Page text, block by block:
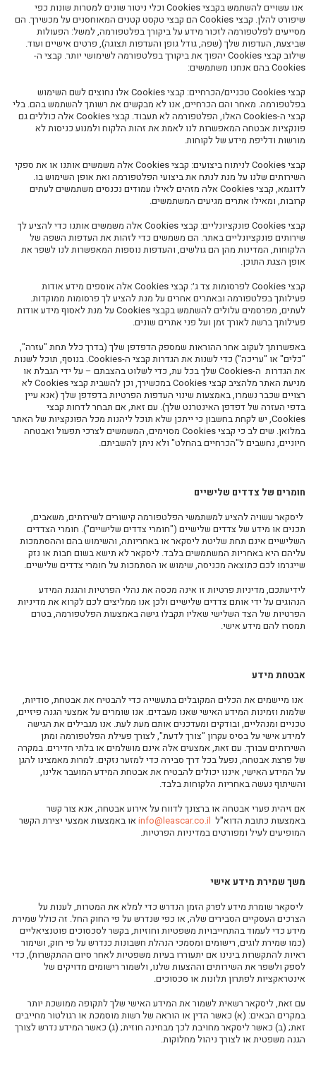
אנו עשויים להשתמש בקבציCookies וכלי ניטור שונים למטרות שונות כפי
שיפורט להלן. קבציCookies הם קבצי טקסט קטנים המאוחסנים על מכשירך. הם
מסייעיםלפלטפורמה לזכור מידע על ביקורך בפלטפורמה, למשל: הפעולות
שביצעת, העדפות שלך (שפה, גודל גופן והעדפות תצוגה), פרטים אישיים ועוד.
שילוב קבציCookies יהפוך את ביקורךבפלטפורמה לשימושי יותר. קבצי ה-
Cookiesבהם אנחנו משתמשים:
קבציCookies טכניים/הכרחיים: קבציCookies אלו נחוצים לשם השימוש
בפלטפורמה. מאחר והם הכרחיים, אנו לא מבקשים את רשותך להשתמש בהם. בלי
קבצי ה-Cookies האלו, הפלטפורמהלא תעבוד. קבציCookies אלה כוללים גם
פונקציות אבטחה המאפשרות לנו לאמת את זהות הלקוח ולמנוע כניסות לא
מורשות ודליפת מידע של לקוחות.
קבציCookiesלניתוח ביצועים: קבציCookies אלה משמשים אותנו או את ספקי
השירותים שלנו על מנת לנתח את ביצועי הפלטפורמה ואת אופן השימוש בו.
לדוגמא, קבצי
אלה מזהים לאילו עמודים נכנסים משתמשים לעתים
קרובות, ומאילו אתרים מגיעים המשתמשים.
קבציCookies פונקציונליים: קבציCookies אלה משמשים אותנו כדי להציע לך
שירותים פונקציונליים באתר. הם משמשים כדי לזהות את העדפות השפה של
הלקוחות, המדינות מהן הם גולשים, והעדפות נוספות המאפשרות לנו לשפר את
אופן הצגת התוכן.
קבציCookiesלפרסומות צד ג׳: קבציCookies אלה אוספים מידע אודות
פעילותך בפלטפורמה ובאתרים אחרים על מנת להציע לך פרסומות ממוקדות.
לעתים, מפרסמים עלולים להשתמש בקבציCookies על מנת לאסוף מידע אודות
פעילותך ברשת לאורך זמן ועל פני אתרים שונים.
באפשרותך לעקוב אחר ההוראות שמספק הדפדפן שלך (בדרך כלל תחת "עזרה",
"כלים" או "עריכה") כדי לשנות את הגדרות קבצי ה-Cookies. בנוסף, תוכל לשנות
את הגדרות ה-Cookies שלך בכל עת, כדי לשלוט בהצבתם – על ידי הגבלת או
מניעת האתר מלהציב קבציCookiesבמכשירך, וכן להשבית קבציCookiesלא
רצויים שכבר נשמרו, באמצעות שינוי העדפות הפרטיות בדפדפן שלך (אנא עיין
בדפי העזרה של דפדפן האינטרנט שלך). עם זאת, אם תבחר לדחות קבצי
Cookies, יש לקחת בחשבון כי ייתכן שלא תוכל ליהנות מכל הפונקציות של האתר
במלואן. שים לב כי קבציCookies מסוימים, המשמשים לצרכי תפעול ואבטחה
חיוניים, נחשבים ל"הכרחיים בהחלט" ולא ניתן להשביתם.
חומרים של צדדים שלישיים
ליסקאר עשויה להציע למשתמשי הפלטפורמה קישורים לשירותים, משאבים,
תכנים או מידע של צדדים שלישיים ("חומרי צדדים שלישיים"). חומרי הצדדים
השלישיים אינם תחת שליטת ליסקאר או באחריותה, והשימוש בהם וההסתמכות
עליהם היא באחריות המשתמשים בלבד. ליסקאר לא תישא בשום חבות או נזק
שייגרמו לכם כתוצאה מכניסה, שימוש או הסתמכות על חומרי צדדים שלישיים.
לידיעתכם, מדיניות פרטיות זו אינה מכסה את נהלי הפרטיות והגנת המידע
הנהוגים על ידי אותם צדדים שלישיים ולכן אנו ממליצים לכם לקרוא את מדיניות
הפרטיות של הצד השלישי שאליו תקבלו גישה באמצעות הפלטפורמה, בטרם
תמסרו להם מידע אישי.
אבטחת מידע
אנו מיישמים את הכלים המקובלים בתעשייה כדי להבטיח את אבטחת, סודיות,
שלמות וזמינות המידע האישי שאנו מעבדים. אנו שומרים על אמצעי הגנה פיזיים,
טכניים ומנהליים, ובודקים ומעדכנים אותם מעת לעת. אנו מגבילים את הגישה
למידע אישי על בסיס עקרון "צורך לדעת",לצורך פעילת הפלטפורמה ומתן
השירותים עבורך. עם זאת, אמצעים אלה אינם מושלמים או בלתי חדירים. במקרה
של פרצת אבטחה, נפעל בכל דרך סבירה כדי למזער נזקים. למרות מאמצינו להגן
על המידע האישי, איננו יכולים להבטיח את אבטחת המידע המועבר אלינו,
והשיתוף נעשה באחריות הלקוחות בלבד.
אם זיהית פערי אבטחה או ברצונך לדווח על אירוע אבטחה, אנא צור קשר
באמצעות כתובת הדוא"ל info@leascar.co.il או באמצעות אמצעי יצירת הקשר
המופיעים לעיל ומפורטים במדיניות הפרטיות.
משך שמירת מידע אישי
ליסקאר שומרת מידע לפרק הזמן הנדרש כדי למלא את המטרות, לענות על
הצרכים העסקיים הסבירים שלה, או כפי שנדרש על פי החוק החל. זה כולל שמירת
מידע כדי לעמוד בהתחייבויות משפטיות וחוזיות, בקשר לסכסוכים פוטנציאליים
(כמו שמירת לוגים, רישומים ומסמכי הנהלת חשבונות כנדרש על פי חוק, ושימור
ראיות להתקשרות בינינו אם יתעוררו בעיות משפטיות לאחר סיום ההתקשרות), כדי
לספק ולשפר את השירותים וההצעות שלנו, ולשמור רישומים מדויקים של
אינטראקציות לפתרון תלונות או סכסוכים.
עם זאת, ליסקאר רשאית לשמור את המידע האישי שלך לתקופה ממושכת יותר
במקרים הבאים: (א) כאשר הדין או הוראה של רשות מוסמכת או רגולטור מחייבים
זאת; (ב) כאשר ליסקאר מחויבת לכך מבחינה חוזית; (ג) כאשר המידע נדרש לצורך
הגנה משפטית או לצורך ניהול מחלוקות.